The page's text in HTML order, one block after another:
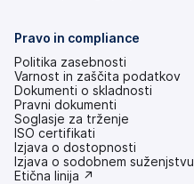
Pravo in compliance
Politika zasebnosti
Varnost in zaščita podatkov
Dokumenti o skladnosti
Pravni dokumenti
Soglasje za trženje
ISO certifikati
Izjava o dostopnosti
(odpre
se
Izjava o sodobnem suženjstvu
(odpre
Etična linija ↗